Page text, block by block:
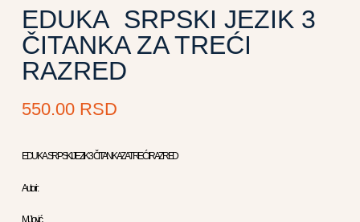
EDUKA SRPSKI JEZIK 3
ČITANKA ZA TREĆI
RAZRED
550.00 RSD
EDUKA SRPSKI JEZIK 3 ČITANKA ZA TREĆI RAZRED
Autori :
M.Jović,